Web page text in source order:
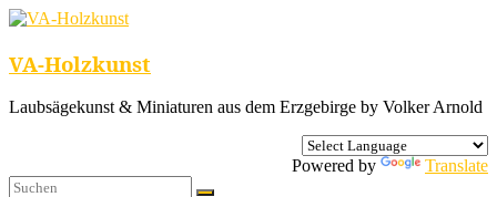
VA-Holzkunst
Laubsägekunst & Miniaturen aus dem Erzgebirge by Volker Arnold
Powered by Translate